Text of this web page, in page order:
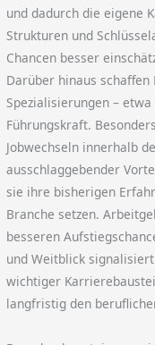
und dadurch die eigene
Strukturen und
Chancen besser
Darüber hinaus
Spezialisierungen –
Führungskraft.
Jobwechseln innerhalb
ausschlaggebender
sie ihre bisherigen
Branche setzen.
besseren
und Weitblick
wichtiger
langfristig den